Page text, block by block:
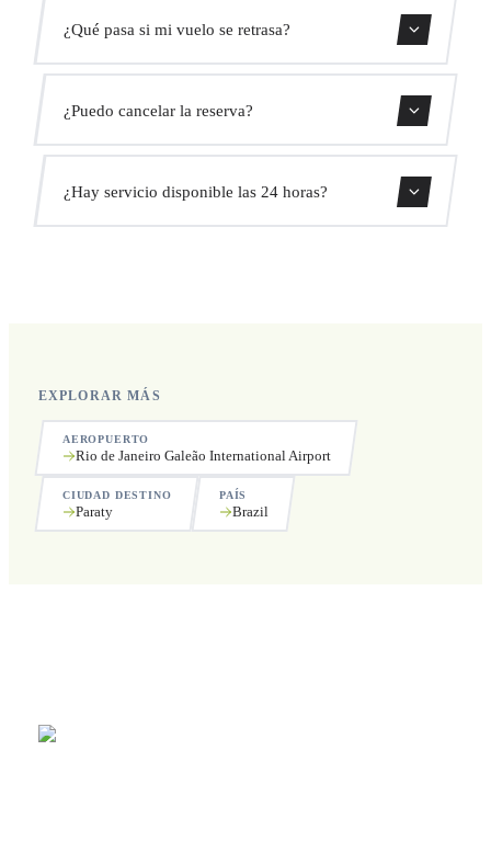
Usa nuestro formulario de reserva para obtener un precio
fijo al instante. Sin cargos ocultos.
¿Qué pasa si mi vuelo se retrasa?
conductor ajustará automáticamente la hora de recogida
sin coste adicional.
¿Puedo cancelar la reserva?
recogida.
¿Hay servicio disponible las 24 horas?
EXPLORAR MÁS
AEROPUERTO
Rio de Janeiro Galeão International Airport
CIUDAD DESTINO
Paraty
PAÍS
Brazil